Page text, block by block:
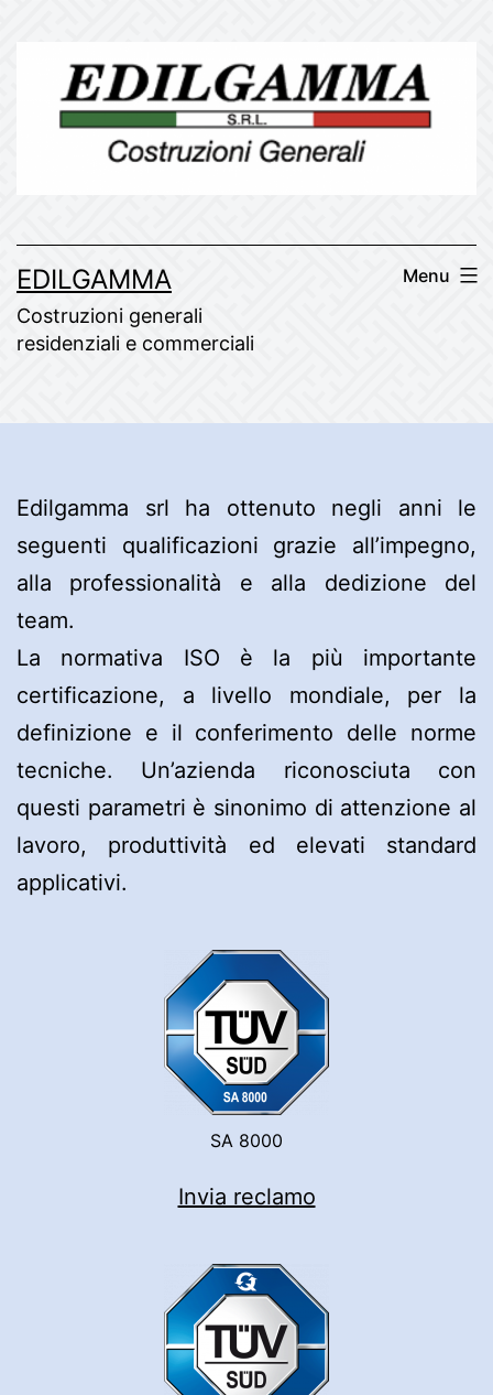
content
EDILGAMMA
Costruzioni generali
residenziali e commerciali
Menu
Edilgamma srl ha ottenuto negli anni le
seguenti qualificazioni grazie all’impegno,
alla professionalità e alla dedizione del
team.
La normativa ISO è la più importante
certificazione, a livello mondiale, per la
definizione e il conferimento delle norme
tecniche. Un’azienda riconosciuta con
questi parametri è sinonimo di attenzione al
lavoro, produttività ed elevati standard
applicativi.
SA 8000
Invia reclamo